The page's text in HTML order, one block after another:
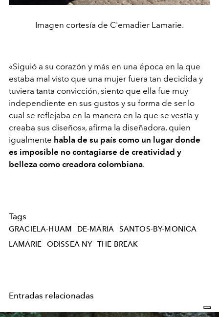
Imagen cortesía de C'emadier Lamarie.
«Siguió a su corazón y más en una época en la que
estaba mal visto que una mujer fuera tan decidida y
tuviera tanta convicción, siento que ella fue muy
independiente en sus gustos y su forma de ser lo
cual se reflejaba en la manera en la que se vestía y
creaba sus diseños», afirma la diseñadora, quien
igualmente habla de su país como un lugar donde
es imposible no contagiarse de creatividad y
belleza como creadora colombiana.
Tags
GRACIELA-HUAM DE-MARIA
SANTOS-BY-MONICA
LAMARIE
ODISSEA NY THE BREAK
Entradas relacionadas